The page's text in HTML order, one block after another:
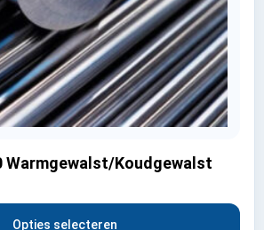
Warmgewalst/Koudgewalst
Opties selecteren